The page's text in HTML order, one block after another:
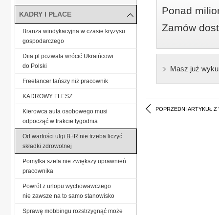
Ponad
Zamów
Masz już
POPRZEDNI ARTYKUŁ Z
KADRY I PŁACE
Branża windykacyjna w czasie kryzysu
gospodarczego
Diia.pl pozwala wrócić Ukraińcowi
do Polski
Freelancer tańszy niż pracownik
KADROWY FLESZ
Kierowca auta osobowego musi
odpocząć w trakcie tygodnia
Od wartości ulgi B+R nie trzeba liczyć
składki zdrowotnej
Pomyłka szefa nie zwiększy uprawnień
pracownika
Powrót z urlopu wychowawczego
nie zawsze na to samo stanowisko
Sprawę mobbingu rozstrzygnąć może